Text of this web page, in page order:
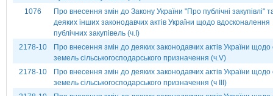
1076
Про внесення змін до Закону України "Про публічні закупівлі"
деяких інших законодавчих актів України щодо вдосконалення
публічних закупівель (ч.І)
2178-10
Про внесення змін до деяких законодавчих актів України щодо
земель сільськогосподарського призначення (ч.V)
2178-10
Про внесення змін до деяких законодавчих актів України щодо
земель сільськогосподарського призначення (ч ІІІ)